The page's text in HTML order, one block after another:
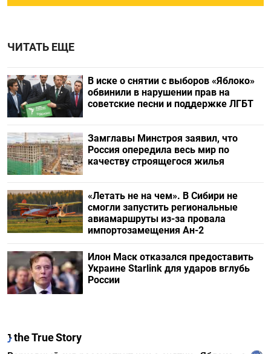
ЧИТАТЬ ЕЩЕ
В иске о снятии с выборов «Яблоко»
обвинили в нарушении прав на
советские песни и поддержке ЛГБТ
Замглавы Минстроя заявил, что
Россия опередила весь мир по
качеству строящегося жилья
«Летать не на чем». В Сибири не
смогли запустить региональные
авиамаршруты из-за провала
импортозамещения Ан-2
Илон Маск отказался предоставить
Украине Starlink для ударов вглубь
России